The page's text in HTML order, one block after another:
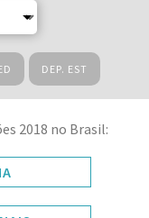
DEP. EST
2018 no Brasil: